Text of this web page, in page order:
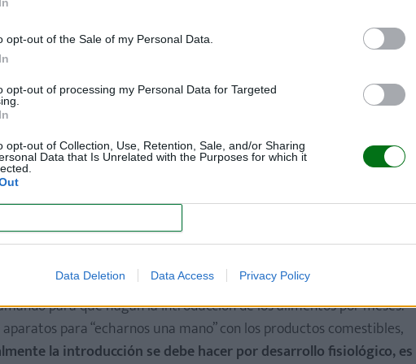
opt-out of the Sale of my Personal Data.
opt-out of processing my Personal Data for Targeted
opt-out of Collection, Use, Retention, Sale, and/or Sharing
Data that Is Unrelated with the Purposes for which it
Data Deletion Data Access Privacy Policy
que la madre y sus asesores quieren)
muy fuerte, por lo quenunca aconsejaría que esta
a tres meses antes de buscar quedar embarazada.
Lo que sí
de forma considerable la ingesta de comida fresca.
hijo? ¿Sigue siendo vegano? ¿Cómo fue
para que hagan la introducción de los alimentos por meses.
para “echarnos una mano” con los productos comestibles,
la introducción se debe hacer por desarrollo fisiológico, es